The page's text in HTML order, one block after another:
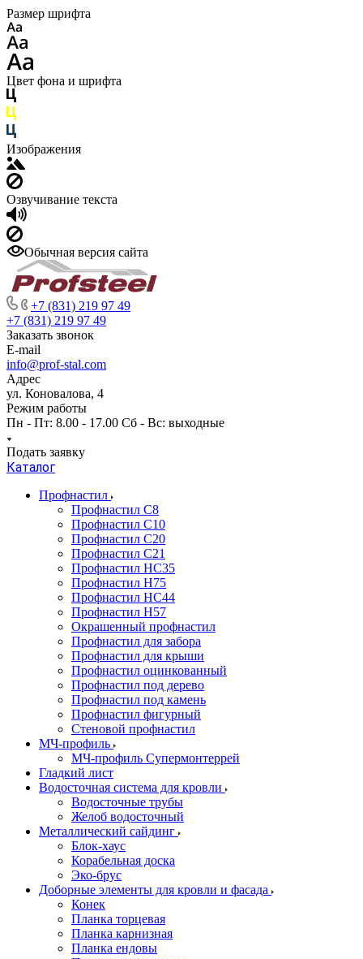
Размер шрифта
Цвет фона и шрифта
Изображения
Озвучивание текста
Обычная версия сайта
+7 (831) 219 97 49
+7 (831) 219 97 49
Заказать звонок
E-mail
info@prof-stal.com
Адрес
ул. Коновалова, 4
Режим работы
Пн - Пт: 8.00 - 17.00 Сб - Вс: выходные
Подать заявку
Каталог
Профнастил
Профнастил С8
Профнастил С10
Профнастил С20
Профнастил С21
Профнастил НС35
Профнастил Н75
Профнастил HC44
Профнастил Н57
Окрашенный профнастил
Профнастил для забора
Профнастил для крыши
Профнастил оцинкованный
Профнастил под дерево
Профнастил под камень
Профнастил фигурный
Стеновой профнастил
МЧ-профиль
МЧ-профиль Супермонтеррей
Гладкий лист
Водосточная система для кровли
Водосточные трубы
Желоб водосточный
Металлический сайдинг
Блок-хаус
Корабельная доска
Эко-брус
Доборные элементы для кровли и фасада
Конек
Планка торцевая
Планка карнизная
Планка ендовы